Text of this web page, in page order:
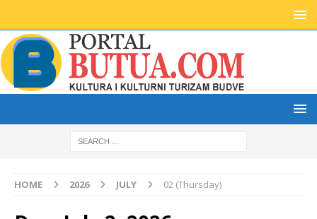
HOME 2026 JULY 02 (Thursday)